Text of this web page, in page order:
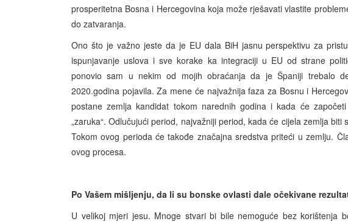
prosperitetna Bosna i Hercegovina koja može rješavati vlastite
do zatvaranja.
Ono što je važno jeste da je EU dala BiH jasnu perspektivu za
ispunjavanje uslova i sve korake ka integraciji u EU od strane
ponovio sam u nekim od mojih obraćanja da je Španiji trebalo
2020.godina pojavila. Za mene će najvažnija faza za Bosnu i
postane zemlja kandidat tokom narednih godina i kada će
„zaruka“. Odlučujući period, najvažniji period, kada će cijela zemlja biti
Tokom ovog perioda će takođe značajna sredstva priteći u zemlju.
ovog procesa.
Po Vašem mišljenju, da li su bonske ovlasti dale očekivane
U velikoj mjeri jesu. Mnoge stvari bi bile nemoguće bez korištenja